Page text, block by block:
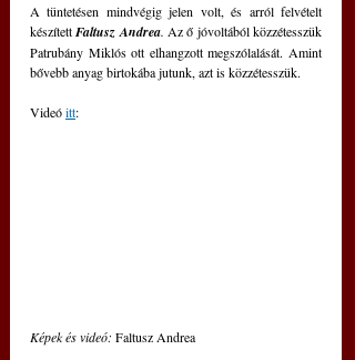
A tüntetésen mindvégig jelen volt, és arról felvételt
készített Faltusz Andrea. Az ő jóvoltából közzétesszük
Patrubány Miklós ott elhangzott megszólalását. Amint
bővebb anyag birtokába jutunk, azt is közzétesszük.
Videó itt:
Képek és videó: Faltusz Andrea